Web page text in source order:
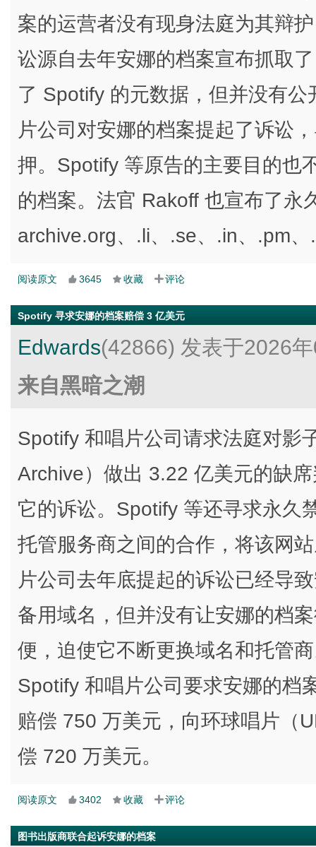
案的运营者没有现身法庭为其辩
讼源自去年安娜的档案宣布抓取
了 Spotify 的元数据，但并没有
片公司对安娜的档案提起了诉讼
押。Spotify 等原告的主要目的也
的档案。法官 Rakoff 也宣布了永
archive.org、.li、.se、.in、.pm
阅读原文 3645 收藏 评论
Spotify 寻求安娜的档案赔偿 3 亿美元
Edwards(42866) 发表于2026
来自黑暗之潮
Spotify 和唱片公司请求法庭对影
Archive）做出 3.22 亿美元的缺
它的诉讼。Spotify 等还寻求永久
托管服务商之间的合作，将该网
片公司去年底提起的诉讼已经导
备用域名，但并没有让安娜的档
便，迫使它不断更换域名和托管
Spotify 和唱片公司要求安娜的档
赔偿 750 万美元，向环球唱片（
偿 720 万美元。
阅读原文 3402 收藏 评论
图书出版商联合起诉安娜的档案